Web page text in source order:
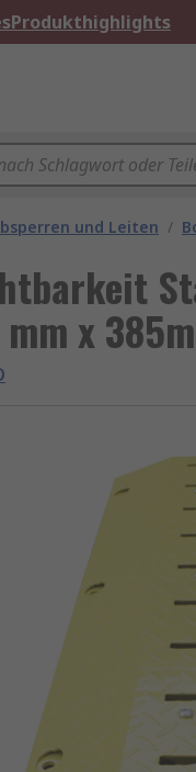
Produkthighlights
und Leiten /
x